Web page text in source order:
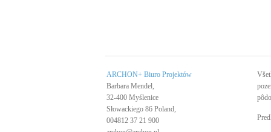
ARCHON+ Biuro Projektów
Barbara Mendel,
32-400 Myślenice
Słowackiego 86 Poland,
004812 37 21 900